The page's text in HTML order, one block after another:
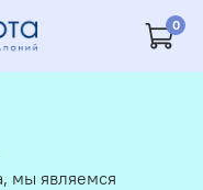
0
мы являемся